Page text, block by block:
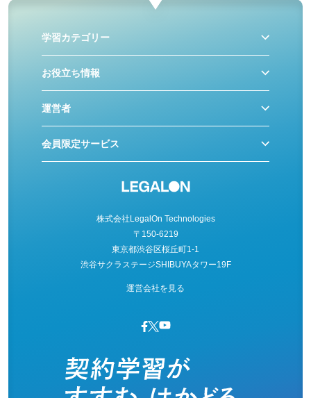
学習カテゴリー
お役立ち情報
運営者
会員限定サービス
株式会社LegalOn Technologies
〒150-6219
東京都渋谷区桜丘町1-1
渋谷サクラステージSHIBUYAタワー19F
運営会社を見る